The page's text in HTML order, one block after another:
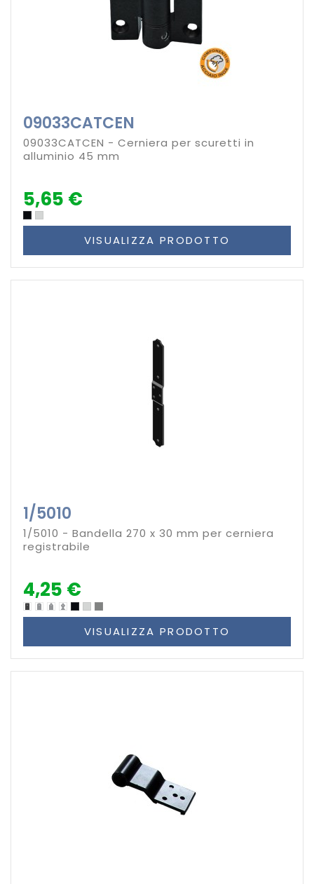
09033CATCEN
09033CATCEN - Cerniera per scuretti in
alluminio 45 mm
5,65 €
VISUALIZZA PRODOTTO
1/5010
1/5010 - Bandella 270 x 30 mm per cerniera
registrabile
4,25 €
VISUALIZZA PRODOTTO